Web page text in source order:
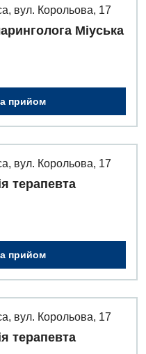
вул. Корольова, 17
Міуська
прийом
вул. Корольова, 17
терапевта
прийом
вул. Корольова, 17
терапевта